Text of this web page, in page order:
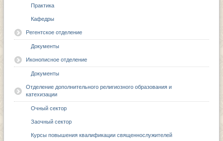
Практика
Кафедры
Регентское отделение
Документы
Иконописное отделение
Документы
Отделение дополнительного религиозного образования и
катехизации
Очный сектор
Заочный сектор
Курсы повышения квалификации священнослужителей